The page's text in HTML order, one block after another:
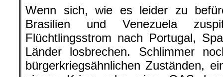
Wenn sich, wie es leider zu
Brasilien und Venezuela
Flüchtlingsstrom nach Portugal,
Länder losbrechen. Schlimmer
bürgerkriegsähnlichen Zuständen,